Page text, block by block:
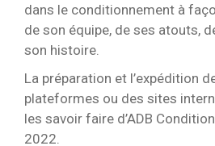
dans le conditionnement à
de son équipe, de ses atouts,
son histoire.
La préparation et l’expédition
plateformes ou des sites
les savoir faire d’ADB
2022.